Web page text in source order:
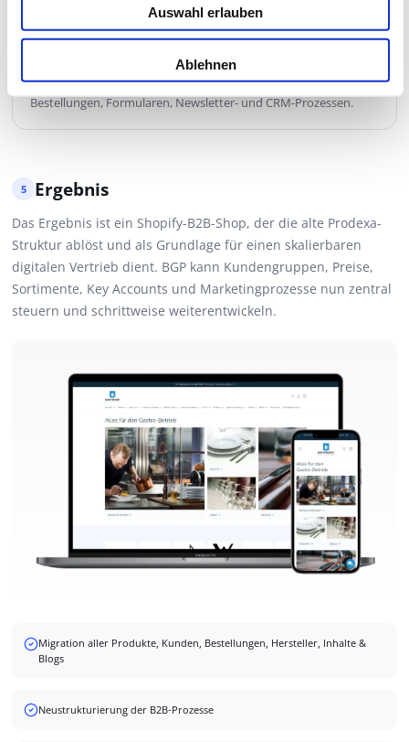
Auswahl erlauben
Ablehnen
Schulung der internen Teams
eigenständig zu betreiben – von Produktpflege und
Preisimporten über SparkLayer und Kundengruppen bis hin zu
Bestellungen, Formularen, Newsletter- und CRM-Prozessen.
5 Ergebnis
Das Ergebnis ist ein Shopify-B2B-Shop, der die alte Prodexa-
Struktur ablöst und als Grundlage für einen skalierbaren
digitalen Vertrieb dient. BGP kann Kundengruppen, Preise,
Sortimente, Key Accounts und Marketingprozesse nun zentral
steuern und schrittweise weiterentwickeln.
Migration aller Produkte, Kunden, Bestellungen, Hersteller, Inhalte &
Blogs
Neustrukturierung der B2B-Prozesse